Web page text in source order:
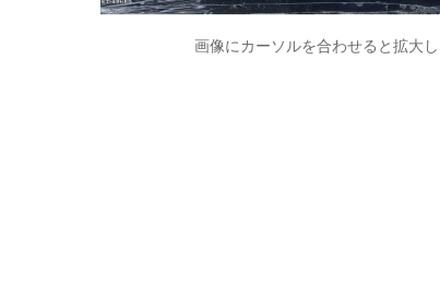
画像にカーソルを合わせると拡大